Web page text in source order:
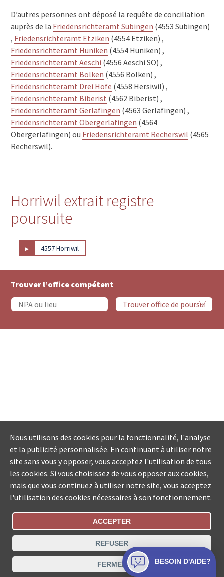
D’autres personnes ont déposé la requête de conciliation
auprès de la Friedensrichteramt Subingen (4553 Subingen)
, Friedensrichteramt Etziken (4554 Etziken) ,
Friedensrichteramt Hüniken (4554 Hüniken) ,
Friedensrichteramt Aeschi (4556 Aeschi SO) ,
Friedensrichteramt Bolken (4556 Bolken) ,
Friedensrichteramt Drei Höfe (4558 Hersiwil) ,
Friedensrichteramt Biberist (4562 Biberist) ,
Friedensrichteramt Gerlafingen (4563 Gerlafingen) ,
Friedensrichteramt Obergerlafingen (4564
Obergerlafingen) ou Friedensrichteramt Recherswil (4565
Recherswil).
Horriwil extrait registre
poursuite
▸ 4557 Horriwil
Trouver l’office compétent
Statut De La Commande
Recherche des offices de Suisse
Protection des données Mentions légales
Nous utilisons des cookies pour la fonctionnalité, l'analyse
et la publicité personnalisée. En continuant à utiliser notre
site sans vous y opposer, vous acceptez l'utilisation de tous
les cookies. Si vous choisissez de vous opposer aux cookies,
mais que vous continuez à utiliser notre site, vous acceptez
l'utilisation des cookies nécessaires à son fonctionnement.
ACCEPTER
REFUSER
FERMER BESOIN D'AIDE?